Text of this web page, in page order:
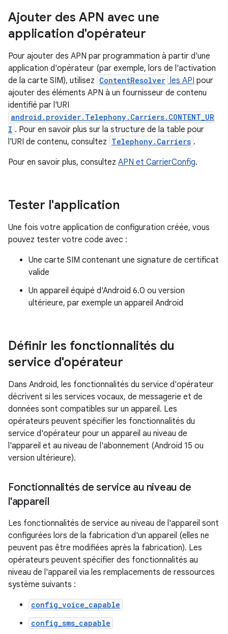
Ajouter des APN avec une
application d'opérateur
Pour ajouter des APN par programmation à partir d'une
application d'opérateur (par exemple, lors de l'activation
de la carte SIM), utilisez ContentResolver les API pour
ajouter des éléments APN à un fournisseur de contenu
identifié par l'URI
android.provider.Telephony.Carriers.CONTENT_UR
I . Pour en savoir plus sur la structure de la table pour
l'URI de contenu, consultez Telephony.Carriers .
Pour en savoir plus, consultez APN et CarrierConfig.
Tester l'application
Une fois votre application de configuration créée, vous
pouvez tester votre code avec :
Une carte SIM contenant une signature de certificat
valide
Un appareil équipé d'Android 6.0 ou version
ultérieure, par exemple un appareil Android
Définir les fonctionnalités du
service d'opérateur
Dans Android, les fonctionnalités du service d'opérateur
décrivent si les services vocaux, de messagerie et de
données sont compatibles sur un appareil. Les
opérateurs peuvent spécifier les fonctionnalités du
service d'opérateur pour un appareil au niveau de
l'appareil et au niveau de l'abonnement (Android 15 ou
version ultérieure).
Fonctionnalités de service au niveau de
l'appareil
Les fonctionnalités de service au niveau de l'appareil sont
configurées lors de la fabrication d'un appareil (elles ne
peuvent pas être modifiées après la fabrication). Les
opérateurs peuvent spécifier des fonctionnalités au
niveau de l'appareil via les remplacements de ressources
système suivants :
config_voice_capable
config_sms_capable